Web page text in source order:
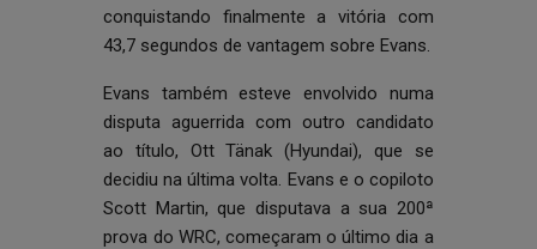
conquistando finalmente a vitória com
43,7 segundos de vantagem sobre Evans.
Evans também esteve envolvido numa
disputa aguerrida com outro candidato
ao título, Ott Tänak (Hyundai), que se
decidiu na última volta. Evans e o copiloto
Scott Martin, que disputava a sua 200ª
prova do WRC, começaram o último dia a